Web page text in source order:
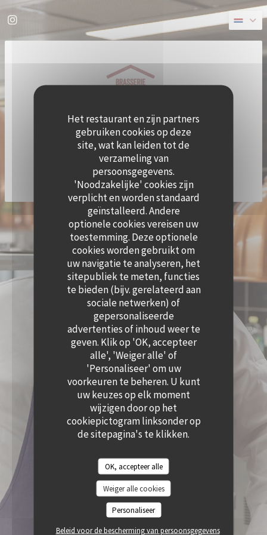
Cookies beheer paneel
Het restaurant en zijn partners
gebruiken cookies op deze
site, wat kan leiden tot de
verzameling van
persoonsgegevens.
'Noodzakelijke' cookies zijn
verplicht en worden standaard
geïnstalleerd. Andere
optionele cookies vereisen uw
toestemming. Deze optionele
cookies worden gebruikt om
uw navigatie te analyseren, het
sitepubliek te meten, functies
te bieden (bijv. gerelateerd aan
sociale netwerken) of
gepersonaliseerde
advertenties of inhoud weer te
geven. Klik op 'OK, accepteer
alle', 'Weiger alle' of
'Personaliseer' om uw
voorkeuren te beheren. U kunt
uw keuzes op elk moment
wijzigen door op het
cookiepictogram linksonder op
de sitepagina's te klikken.
OK, accepteer alle
Weiger alle cookies
Personaliseer
Beleid voor de bescherming van persoonsgegevens
Instagram ((opent in een nieuw venster))
© 2026 QUAI OUEST — RESTAURANT WEBSITE GECREËERD DOOR ZENCHEF
DISCLAIMER
((OPENT IN EEN NIEUW VENSTER))
GEBRUIKSVOORWAARDEN
((OPENT IN EEN NIEUW VENSTER))
BELEID BESCHERMING PERSOONSGEGEVENS
((OPENT IN EEN NIEUW VENSTER))
COOKIES BELEID
TOEGANKELIJKHEID
((OPENT IN EEN NIEUW VENSTER))